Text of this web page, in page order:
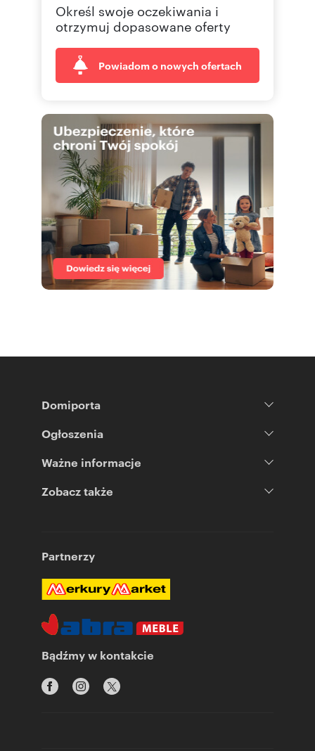
Określ swoje oczekiwania i
otrzymuj dopasowane oferty
Powiadom o nowych ofertach
Domiporta
Ogłoszenia
Ważne informacje
Zobacz także
Partnerzy
Bądźmy w kontakcie